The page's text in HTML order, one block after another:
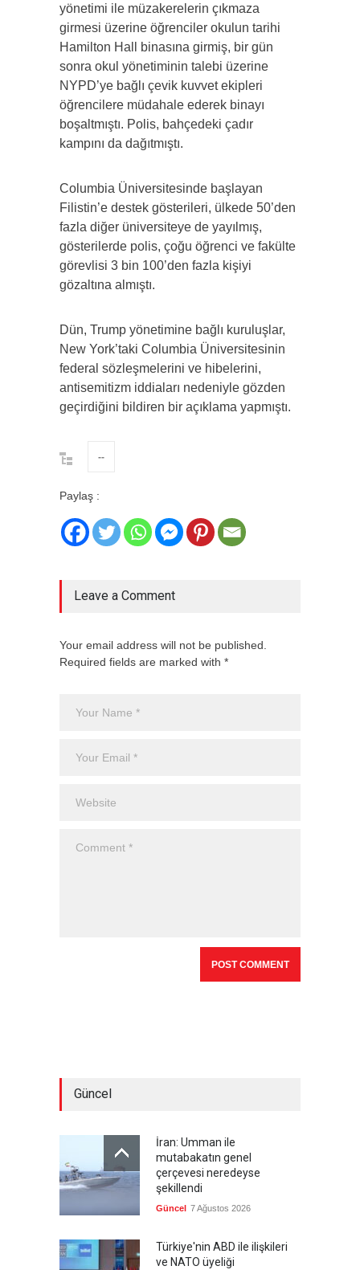
yönetimi ile müzakerelerin çıkmaza
girmesi üzerine öğrenciler okulun tarihi
Hamilton Hall binasına girmiş, bir gün
sonra okul yönetiminin talebi üzerine
NYPD’ye bağlı çevik kuvvet ekipleri
öğrencilere müdahale ederek binayı
boşaltmıştı. Polis, bahçedeki çadır
kampını da dağıtmıştı.
Columbia Üniversitesinde başlayan
Filistin’e destek gösterileri, ülkede 50’den
fazla diğer üniversiteye de yayılmış,
gösterilerde polis, çoğu öğrenci ve fakülte
görevlisi 3 bin 100’den fazla kişiyi
gözaltına almıştı.
Dün, Trump yönetimine bağlı kuruluşlar,
New York’taki Columbia Üniversitesinin
federal sözleşmelerini ve hibelerini,
antisemitizm iddiaları nedeniyle gözden
geçirdiğini bildiren bir açıklama yapmıştı.
--
Paylaş :
Leave a Comment
Your email address will not be published.
Required fields are marked with *
Güncel
İran: Umman ile
mutabakatın genel
çerçevesi neredeyse
şekillendi
Güncel 7 Ağustos 2026
Türkiye'nin ABD ile ilişkileri
ve NATO üyeliği